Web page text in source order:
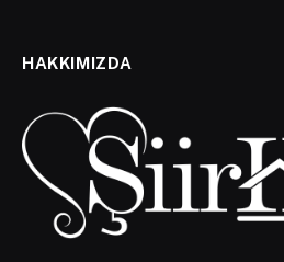
HAKKIMIZDA